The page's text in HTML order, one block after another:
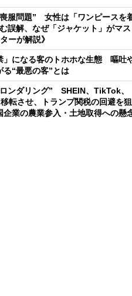
服問題” 女性は「ワンピースを
誤解、なぜ「ジャケット」がマ
ーが解説》
」になる客のトホホな生態 嘔吐
る“最悪の客”とは
ンダリング” SHEIN、TikTok、
転させ、トランプ関税の回避を
業の農業参入・土地取得への懸